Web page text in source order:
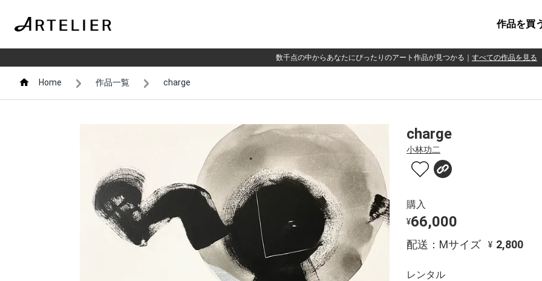
作品を買
数千点の中からあなたにぴったりのアート作品が見つかる すべての作品を見る
Home 作品一覧 charge
charge
小林功二
購入
¥66,000
配送：Mサイズ ¥ 2,800
レンタル